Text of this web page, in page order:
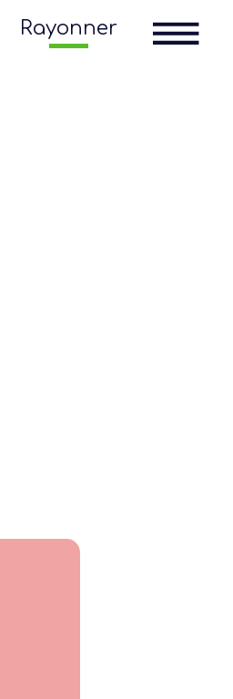
Rayonner